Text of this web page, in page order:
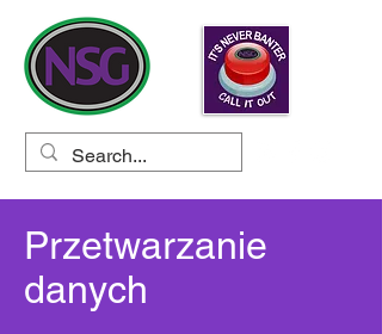
Przetwarzanie
danych